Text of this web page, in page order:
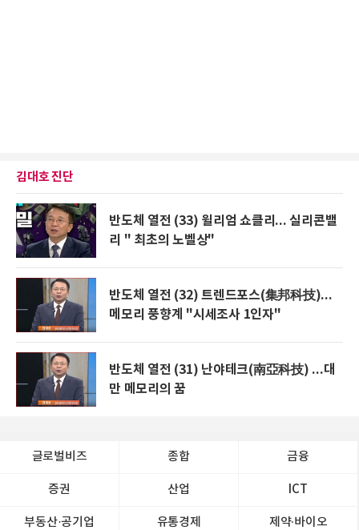
김대호 진단
반도체 열전 (33) 윌리엄 쇼클리... 실리콘밸
리 " 최초의 노벨상"
반도체 열전 (32) 트렌드포스(集邦科技)...
메모리 풍향계 "시세조사 1인자"
반도체 열전 (31) 난야테크(南亞科技) ...대
만 메모리의 꿈
글로벌비즈 종합 금융
증권 산업 ICT
부동산·공기업 유통경제 제약∙바이오